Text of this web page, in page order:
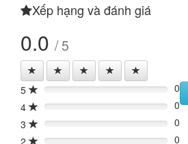
Xếp hạng và đánh giá
0.0 / 5
5 0%
0
4
0%
0
3
0%
0
2
0